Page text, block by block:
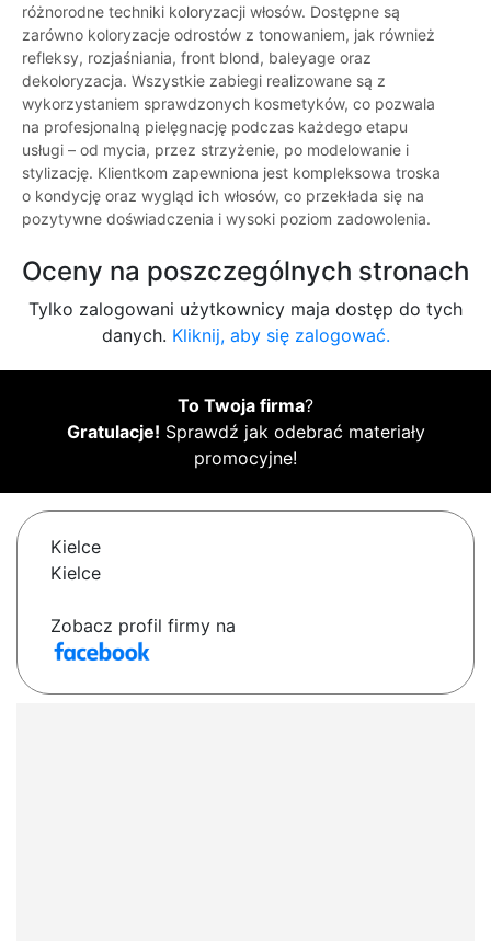
różnorodne techniki koloryzacji włosów. Dostępne są
zarówno koloryzacje odrostów z tonowaniem, jak również
refleksy, rozjaśniania, front blond, baleyage oraz
dekoloryzacja. Wszystkie zabiegi realizowane są z
wykorzystaniem sprawdzonych kosmetyków, co pozwala
na profesjonalną pielęgnację podczas każdego etapu
usługi – od mycia, przez strzyżenie, po modelowanie i
stylizację. Klientkom zapewniona jest kompleksowa troska
o kondycję oraz wygląd ich włosów, co przekłada się na
pozytywne doświadczenia i wysoki poziom zadowolenia.
Oceny na poszczególnych stronach
Tylko zalogowani użytkownicy maja dostęp do tych
danych. Kliknij, aby się zalogować.
To Twoja firma?
Gratulacje! Sprawdź jak odebrać materiały
promocyjne!
Kielce
Kielce
Zobacz profil firmy na